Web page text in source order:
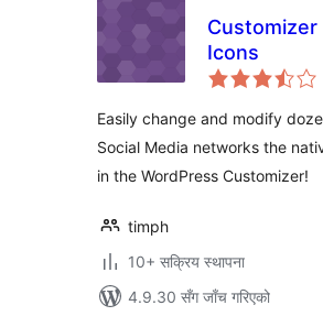
Customizer
Icons
Easily change and modify
Social Media networks the
in the WordPress Customizer!
timph
10+ सक्रिय स्थापना
4.9.30 सँग जाँच गरिएको